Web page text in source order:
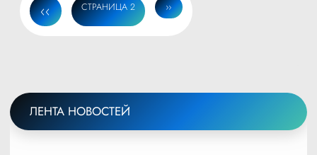
Нумерация
страниц
ПРЕДЫДУЩАЯ
СТРАНИЦА
‹‹ СТРАНИЦА 2
СЛЕДУЮЩАЯ
СТРАНИЦА
››
ЛЕНТА НОВОСТЕЙ